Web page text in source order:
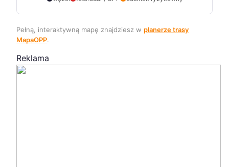
Pełną, interaktywną mapę znajdziesz w planerze trasy
MapaOPP.
Reklama